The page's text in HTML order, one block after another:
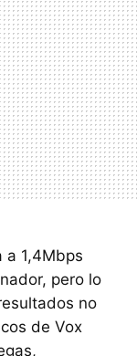
a 1,4Mbps
pero lo
no
de Vox